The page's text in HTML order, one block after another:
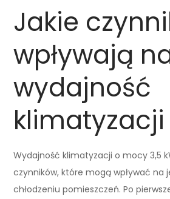
Jakie
wpływają
wydajność
klimatyzacji
Wydajność klimatyzacji o mocy 3,5
czynników, które mogą wpływać na
chłodzeniu pomieszczeń. Po